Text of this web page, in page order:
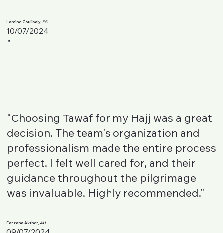
Lamine Coulibaly,ES
10/07/2024
"
"Choosing Tawaf for my Hajj was a great
decision. The team's organization and
professionalism made the entire process
perfect. I felt well cared for, and their
guidance throughout the pilgrimage
was invaluable. Highly recommended."
Farzana Akther, AU